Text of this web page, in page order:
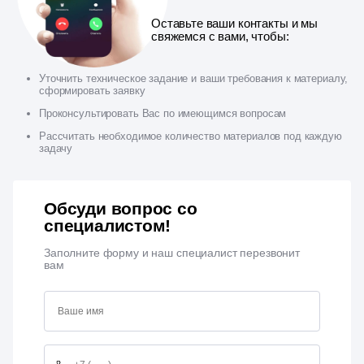
Оставьте ваши контакты и мы
свяжемся с вами, чтобы:
Уточнить техническое задание и ваши требования к материалу,
сформировать заявку
Проконсультировать Вас по имеющимся вопросам
Рассчитать необходимое количество материалов под каждую
задачу
Обсуди вопрос со
специалистом!
Заполните форму и наш специалист перезвонит
вам